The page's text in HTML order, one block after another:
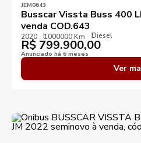
JEM0643
Busscar Vissta Buss 400
venda COD.643
2020 1000000 Km Diesel
R$ 799.900,00
Anunciado há 6 meses
Ver